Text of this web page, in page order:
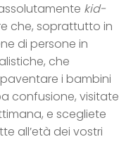
kid-
che, soprattutto in
di persone in
che
i bambini
confusione, visitate
e scegliete
all’età dei vostri